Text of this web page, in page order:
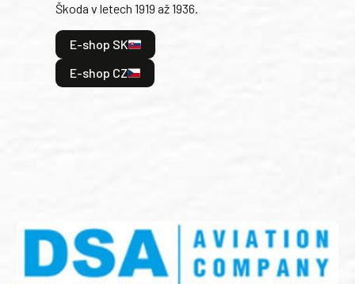
Škoda v letech 1919 až 1936.
E-shop SK
E-shop CZ